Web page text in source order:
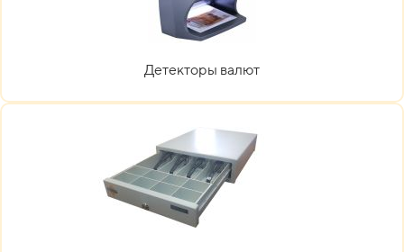
Детекторы валют